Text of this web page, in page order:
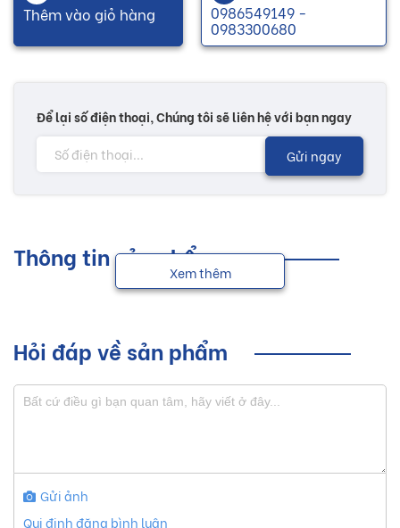
Thêm vào giỏ hàng 0986549149 -
0983300680
Để lại số điện thoại, Chúng tôi sẽ liên hệ với bạn ngay
Gửi ngay
Thông tin sản phẩm
Xem thêm
Hỏi đáp về sản phẩm
Gửi ảnh
Qui định đăng bình luận